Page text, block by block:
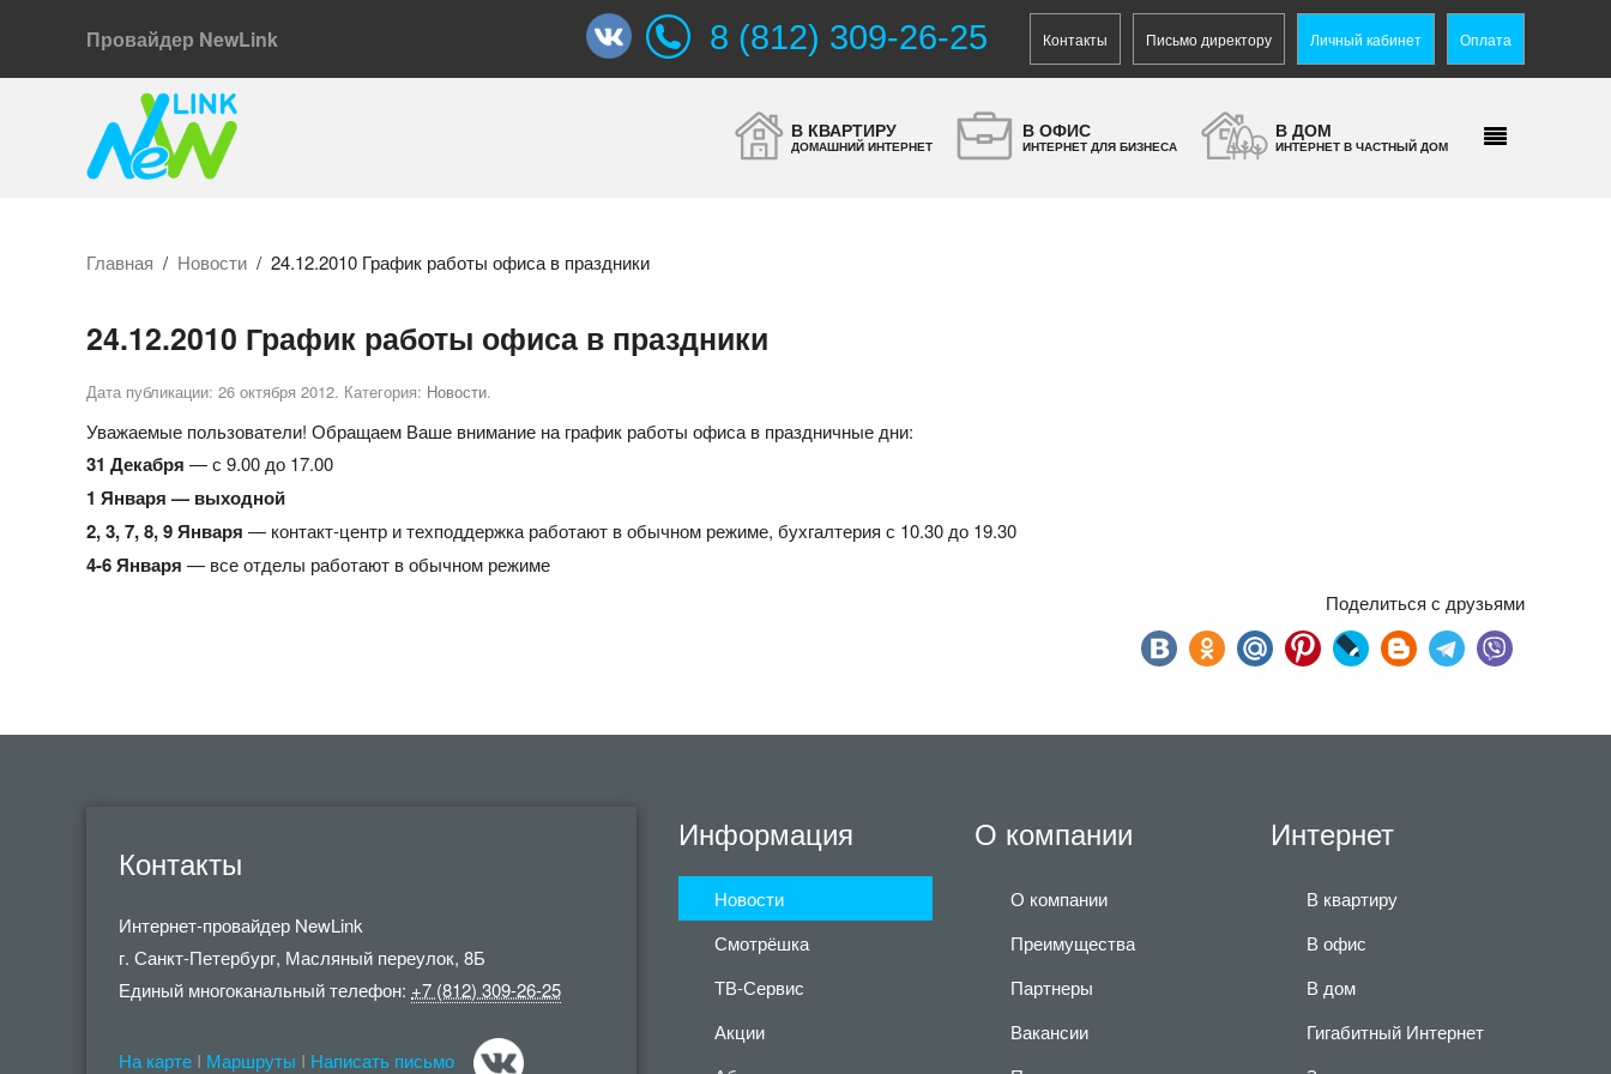
Провайдер NewLink Контакты Письмо директору Личный кабинет Оплата
8 (812) 309-26-25
В КВАРТИРУ
ДОМАШНИЙ ИНТЕРНЕТ
В ОФИС
ИНТЕРНЕТ ДЛЯ БИЗНЕСА
В ДОМ
ИНТЕРНЕТ В ЧАСТНЫЙ ДОМ
Главная Новости 24.12.2010 График работы офиса в праздники
24.12.2010 График работы офиса в праздники
Дата публикации: 26 октября 2012. Категория: Новости.
Уважаемые пользователи! Обращаем Ваше внимание на график работы офиса в праздничные дни:
31 Декабря — с 9.00 до 17.00
1 Января — выходной
2, 3, 7, 8, 9 Января — контакт-центр и техподдержка работают в обычном режиме, бухгалтерия с 10.30 до 19.30
4-6 Января — все отделы работают в обычном режиме
Поделиться с друзьями
Контакты
Интернет-провайдер NewLink
г. Санкт-Петербург, Масляный переулок, 8Б
Единый многоканальный телефон: +7 (812) 309-26-25
На карте I Маршруты I Написать письмо
Информация
Новости
Смотрёшка
ТВ-Сервис
Акции
О компании
О компании
Преимущества
Партнеры
Вакансии
Интернет
В квартиру
В офис
В дом
Гигабитный Интернет